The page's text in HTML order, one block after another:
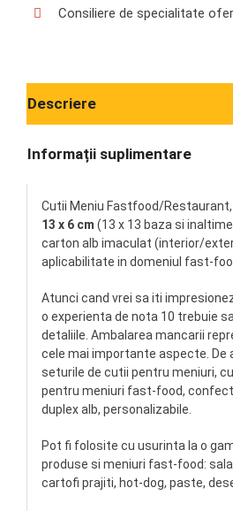
Consiliere de specialitate
Descriere
Informații suplimentare
Cutii Meniu Fastfood/
13 x 6 cm (13 x 13 baza si
carton alb imaculat (interior/
aplicabilitate in domeniul fast-
Atunci cand vrei sa iti
o experienta de nota 10 trebuie
detaliile. Ambalarea mancarii
cele mai importante aspecte. De
seturile de cutii pentru meniuri,
pentru meniuri fast-food,
duplex alb, personalizabile.
Pot fi folosite cu usurinta la o
produse si meniuri fast-food:
cartofi prajiti, hot-dog, paste,